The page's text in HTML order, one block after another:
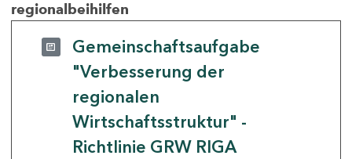
regionalbeihilfen
Gemeinschaftsaufgabe
"Verbesserung der
regionalen
Wirtschaftsstruktur" -
Richtlinie GRW RIGA